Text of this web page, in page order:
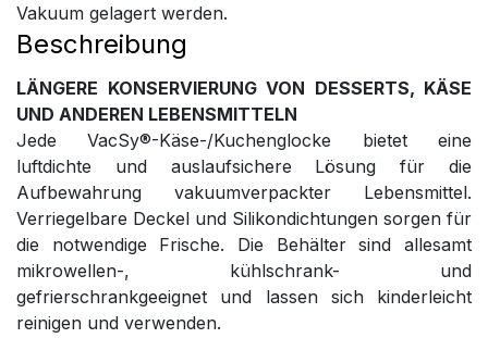
Vakuum gelagert werden.
Beschreibung
LÄNGERE KONSERVIERUNG VON DESSERTS, KÄSE
UND ANDEREN LEBENSMITTELN
Jede VacSy®-Käse-/Kuchenglocke bietet eine
luftdichte und auslaufsichere Lösung für die
Aufbewahrung vakuumverpackter Lebensmittel.
Verriegelbare Deckel und Silikondichtungen sorgen für
die notwendige Frische. Die Behälter sind allesamt
mikrowellen-, kühlschrank- und
gefrierschrankgeeignet und lassen sich kinderleicht
reinigen und verwenden.